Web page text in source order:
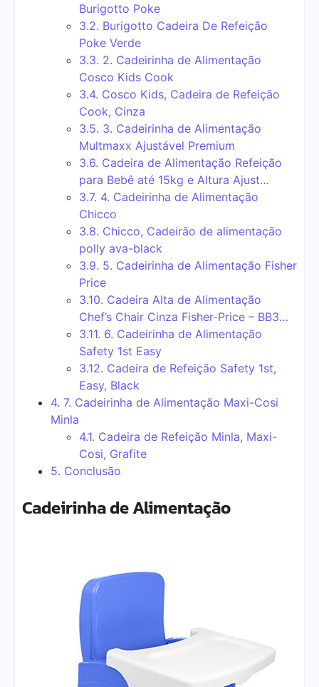
Burigotto Poke
3.2. Burigotto Cadeira De Refeição
Poke Verde
3.3. 2. Cadeirinha de Alimentação
Cosco Kids Cook
3.4. Cosco Kids, Cadeira de Refeição
Cook, Cinza
3.5. 3. Cadeirinha de Alimentação
Multmaxx Ajustável Premium
3.6. Cadeira de Alimentação Refeição
para Bebê até 15kg e Altura Ajust…
3.7. 4. Cadeirinha de Alimentação
Chicco
3.8. Chicco, Cadeirão de alimentação
polly ava-black
3.9. 5. Cadeirinha de Alimentação Fisher
Price
3.10. Cadeira Alta de Alimentação
Chef’s Chair Cinza Fisher-Price – BB3…
3.11. 6. Cadeirinha de Alimentação
Safety 1st Easy
3.12. Cadeira de Refeição Safety 1st,
Easy, Black
4. 7. Cadeirinha de Alimentação Maxi-Cosi
Minla
4.1. Cadeira de Refeição Minla, Maxi-
Cosi, Grafite
5. Conclusão
Cadeirinha de Alimentação